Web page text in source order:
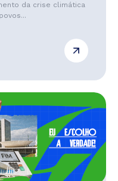
da crise climática